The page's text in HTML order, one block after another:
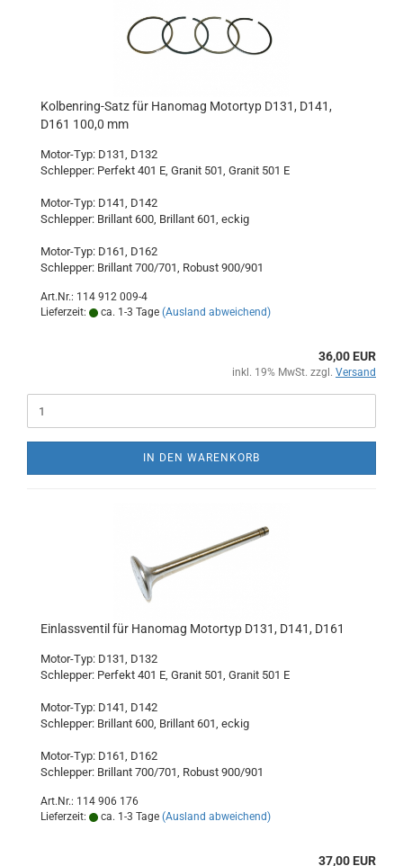
Kolbenring-Satz für Hanomag Motortyp D131, D141,
D161 100,0 mm
Motor-Typ: D131, D132
Schlepper: Perfekt 401 E, Granit 501, Granit 501 E
Motor-Typ: D141, D142
Schlepper: Brillant 600, Brillant 601, eckig
Motor-Typ: D161, D162
Schlepper: Brillant 700/701, Robust 900/901
Art.Nr.: 114 912 009-4
Lieferzeit:
ca. 1-3 Tage (Ausland abweichend)
36,00 EUR
inkl. 19% MwSt. zzgl. Versand
IN DEN WARENKORB
Einlassventil für Hanomag Motortyp D131, D141, D161
Motor-Typ: D131, D132
Schlepper: Perfekt 401 E, Granit 501, Granit 501 E
Motor-Typ: D141, D142
Schlepper: Brillant 600, Brillant 601, eckig
Motor-Typ: D161, D162
Schlepper: Brillant 700/701, Robust 900/901
Art.Nr.: 114 906 176
Lieferzeit:
ca. 1-3 Tage (Ausland abweichend)
37,00 EUR